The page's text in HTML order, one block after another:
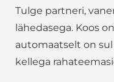
Tulge partneri,
lähedasega. Koos
automaatselt on
kellega